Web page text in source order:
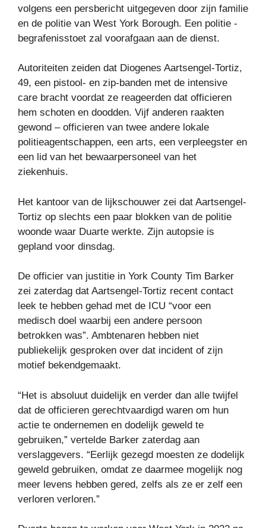
volgens een persbericht uitgegeven door zijn familie
en de politie van West York Borough. Een politie -
begrafenisstoet zal voorafgaan aan de dienst.
Autoriteiten zeiden dat Diogenes Aartsengel-Tortiz,
49, een pistool- en zip-banden met de intensive
care bracht voordat ze reageerden dat officieren
hem schoten en doodden. Vijf anderen raakten
gewond – officieren van twee andere lokale
politieagentschappen, een arts, een verpleegster en
een lid van het bewaarpersoneel van het
ziekenhuis.
Het kantoor van de lijkschouwer zei dat Aartsengel-
Tortiz op slechts een paar blokken van de politie
woonde waar Duarte werkte. Zijn autopsie is
gepland voor dinsdag.
De officier van justitie in York County Tim Barker
zei zaterdag dat Aartsengel-Tortiz recent contact
leek te hebben gehad met de ICU “voor een
medisch doel waarbij een andere persoon
betrokken was”. Ambtenaren hebben niet
publiekelijk gesproken over dat incident of zijn
motief bekendgemaakt.
“Het is absoluut duidelijk en verder dan alle twijfel
dat de officieren gerechtvaardigd waren om hun
actie te ondernemen en dodelijk geweld te
gebruiken,” vertelde Barker zaterdag aan
verslaggevers. “Eerlijk gezegd moesten ze dodelijk
geweld gebruiken, omdat ze daarmee mogelijk nog
meer levens hebben gered, zelfs als ze er zelf een
verloren verloren.”